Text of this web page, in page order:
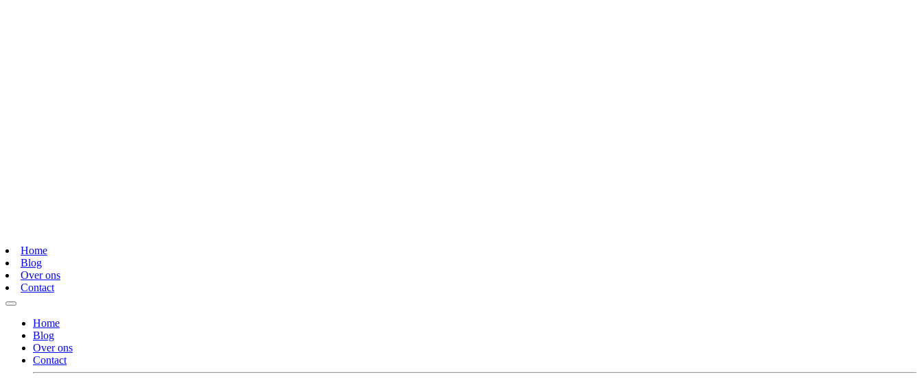
Home
Blog
Over ons
Contact
Home
Blog
Over ons
Contact